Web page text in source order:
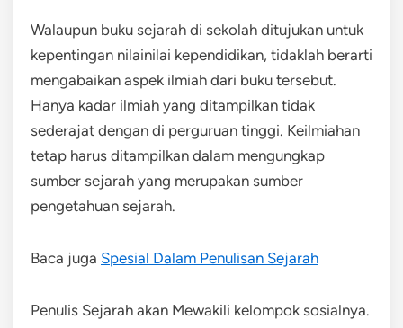
Walaupun buku sejarah di sekolah ditujukan untuk
kepentingan nilainilai kependidikan, tidaklah berarti
mengabaikan aspek ilmiah dari buku tersebut.
Hanya kadar ilmiah yang ditampilkan tidak
sederajat dengan di perguruan tinggi. Keilmiahan
tetap harus ditampilkan dalam mengungkap
sumber sejarah yang merupakan sumber
pengetahuan sejarah.
Baca juga Spesial Dalam Penulisan Sejarah
Penulis Sejarah akan Mewakili kelompok sosialnya.